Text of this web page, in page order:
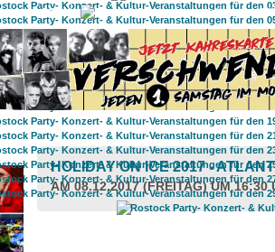
GAY
HOLIDAY ON ICE 2017 -
AM 08.12.2017 (FREITAG) UM 16:30